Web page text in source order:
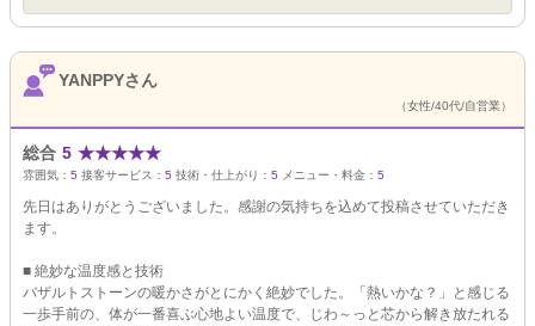
YANPPYさん
（女性/40代/自営業）
総合 5 ★★★★★
雰囲気： 5 接客サービス： 5 技術・仕上がり： 5 メニュー・料金： 5
先日はありがとうございました。感謝の気持ちを込めて投稿させていただき
ます。
■ 絶妙な温度感と技術
バザルトストーンの暖かさがとにかく絶妙でした。「熱いかな？」と感じる
一歩手前の、体が一番喜ぶ心地よい温度で、じわ～っと芯から解き放たれる